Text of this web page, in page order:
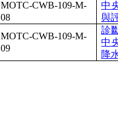
MOTC-CWB-109-M-
08
中
與
MOTC-CWB-109-M-
09
診
中
降